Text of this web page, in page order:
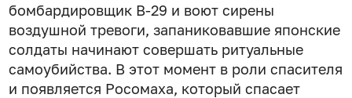
бомбардировщик B-29 и воют сирены
воздушной тревоги, запаниковавшие японские
солдаты начинают совершать ритуальные
самоубийства. В этот момент в роли спасителя
и появляется Росомаха, который спасает